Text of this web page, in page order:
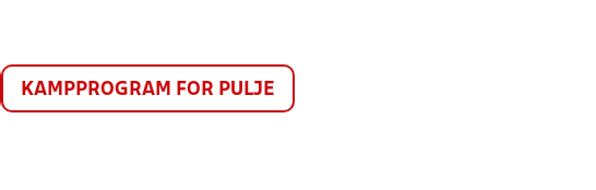
KAMPPROGRAM FOR PULJE